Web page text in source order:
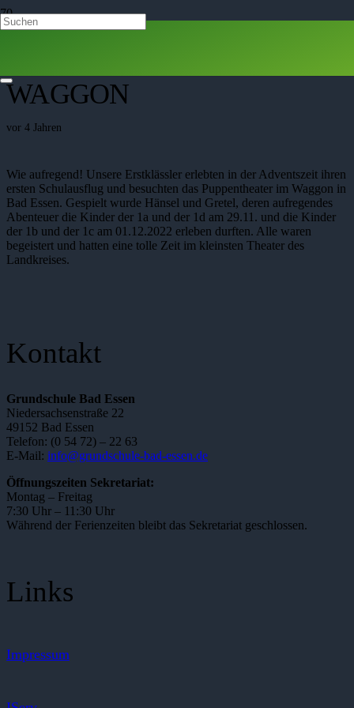
WAGGON
vor 4 Jahren
Wie aufregend! Unsere Erstklässler erlebten in der Adventszeit ihren
ersten Schulausflug und besuchten das Puppentheater im Waggon in
Bad Essen. Gespielt wurde Hänsel und Gretel, deren aufregendes
Abenteuer die Kinder der 1a und der 1d am 29.11. und die Kinder
der 1b und der 1c am 01.12.2022 erleben durften. Alle waren
begeistert und hatten eine tolle Zeit im kleinsten Theater des
Landkreises.
Kontakt
Grundschule Bad Essen
Niedersachsenstraße 22
49152 Bad Essen
Telefon: (0 54 72) – 22 63
E-Mail: info@grundschule-bad-essen.de
Öffnungszeiten Sekretariat:
Montag – Freitag
7:30 Uhr – 11:30 Uhr
Während der Ferienzeiten bleibt das Sekretariat geschlossen.
Links
Impressum